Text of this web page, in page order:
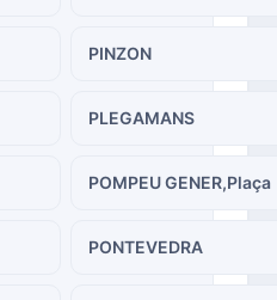
PINZON
PLEGAMANS
POMPEU GENER,Plaça
PONTEVEDRA